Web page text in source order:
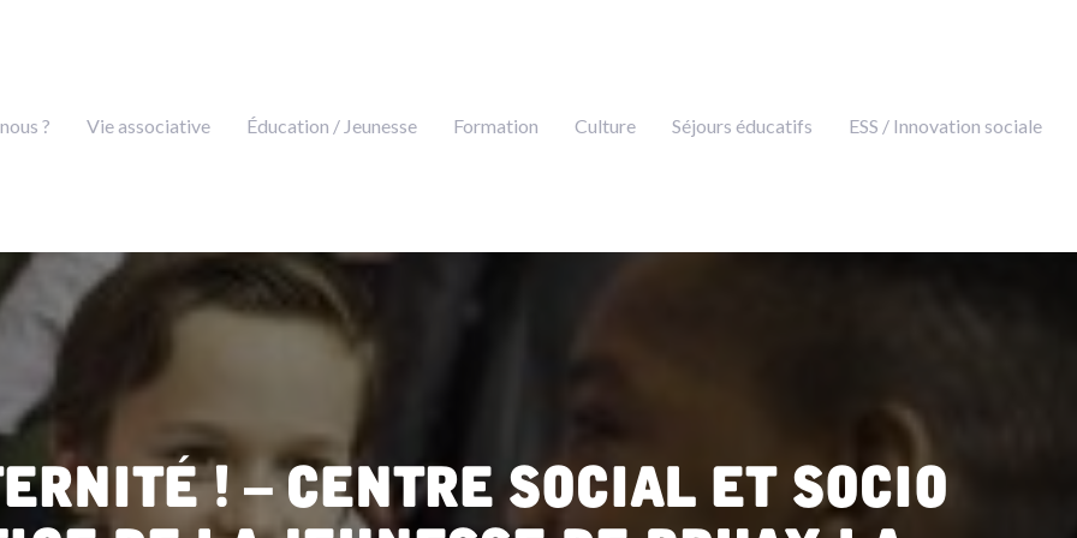
? Vie associative Éducation / Jeunesse Formation Culture Séjours éducatifs ESS / Innovation sociale
! – Centre Social et Socio